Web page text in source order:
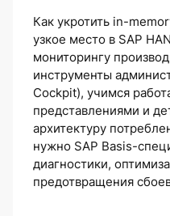
Как укротить in-
узкое место в SAP
мониторингу
инструменты
Cockpit), учимся
представлениями и
архитектуру
нужно SAP Basis-
диагностики,
предотвращения